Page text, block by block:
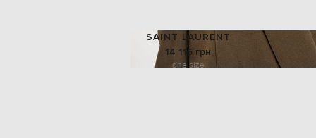
SAINT LAURENT
14 115 грн
one size